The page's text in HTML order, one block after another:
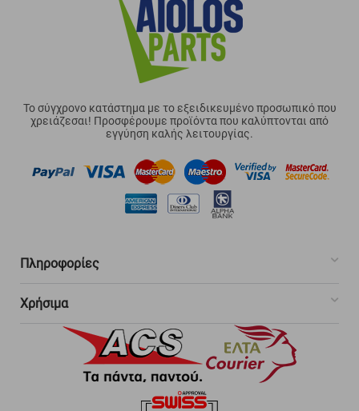
Το σύγχρονο κατάστημα με το εξειδικευμένο προσωπικό που
χρειάζεσαι! Προσφέρουμε προϊόντα που καλύπτονται από
εγγύηση καλής λειτουργίας.
Πληροφορίες
Χρήσιμα